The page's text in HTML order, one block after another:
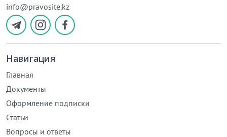
info@pravosite.kz
Навигация
Главная
Документы
Оформление подписки
Статьи
Вопросы и ответы